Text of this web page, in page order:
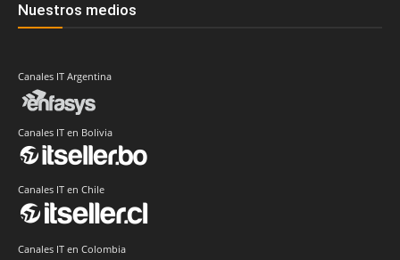
Nuestros medios
Canales IT Argentina
Canales IT en Bolivia
Canales IT en Chile
Canales IT en Colombia